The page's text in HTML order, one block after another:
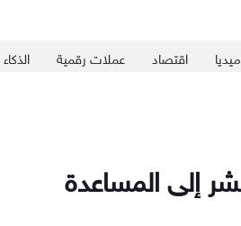
اقتصاد عملات رقمية
إلى المساعدة